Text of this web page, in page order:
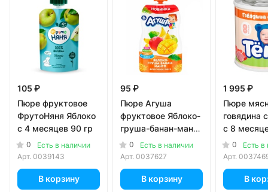
105 ₽
Пюре фруктовое
ФрутоНяня Яблоко
с 4 месяцев 90 гр
0
Есть в наличии
Арт. 0039143
В корзину
95 ₽
Пюре Агуша
фруктовое Яблоко-
груша-банан-манго
с 6 месяцев 90 гр
0
Есть в наличии
Арт. 0037627
В корзину
1 995 ₽
Пюре
говядина
с 8
(12 шт.)
0
Есть в
Арт.
В